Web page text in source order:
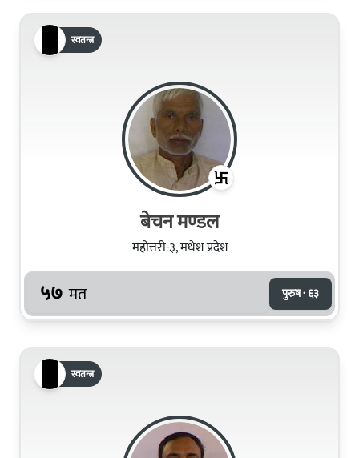
स्वतन्त्र
बेचन मण्‍डल
महोत्तरी-३, मधेश प्रदेश
५७ मत पुरुष · ६३
स्वतन्त्र